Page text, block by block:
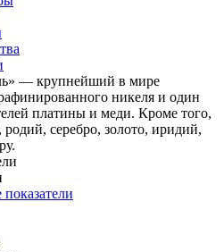
— крупнейший в мире
никеля и один
платины и меди. Кроме того,
родий, серебро, золото, иридий,